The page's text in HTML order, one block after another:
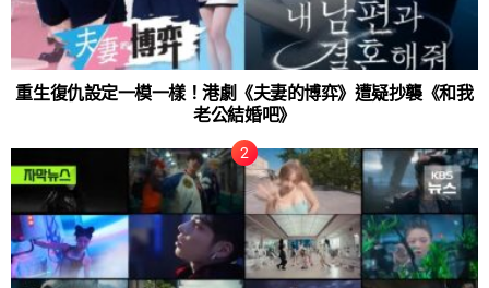
重生復仇設定一模一樣！港劇《夫妻的博弈》遭疑抄襲《和我
老公結婚吧》